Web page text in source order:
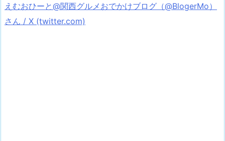
えむおひーと@関西グルメおでかけブログ（@BlogerMo）
さん / X (twitter.com)